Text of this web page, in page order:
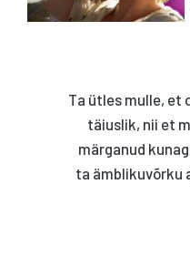
Ta ütles mulle, et
täiuslik, nii et
märganud
ta ämblikuvõrku